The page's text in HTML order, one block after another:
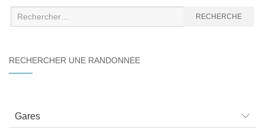
Recherche
:
RECHERCHE
RECHERCHER UNE RANDONNÉE
Gares